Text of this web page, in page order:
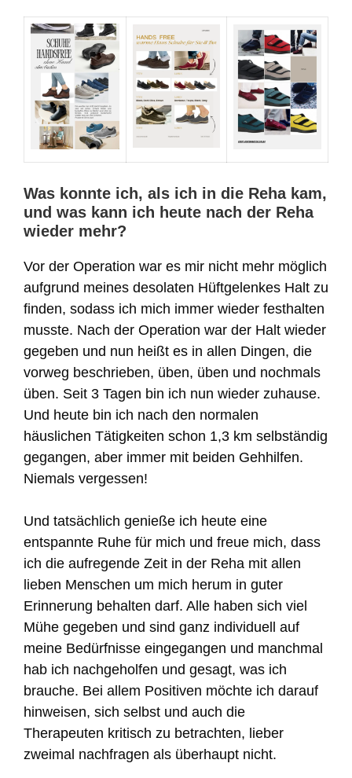
Was konnte ich, als ich in die Reha kam,
und was kann ich heute nach der Reha
wieder mehr?
Vor der Operation war es mir nicht mehr möglich
aufgrund meines desolaten Hüftgelenkes Halt zu
finden, sodass ich mich immer wieder festhalten
musste. Nach der Operation war der Halt wieder
gegeben und nun heißt es in allen Dingen, die
vorweg beschrieben, üben, üben und nochmals
üben. Seit 3 Tagen bin ich nun wieder zuhause.
Und heute bin ich nach den normalen
häuslichen Tätigkeiten schon 1,3 km selbständig
gegangen, aber immer mit beiden Gehhilfen.
Niemals vergessen!
Und tatsächlich genieße ich heute eine
entspannte Ruhe für mich und freue mich, dass
ich die aufregende Zeit in der Reha mit allen
lieben Menschen um mich herum in guter
Erinnerung behalten darf. Alle haben sich viel
Mühe gegeben und sind ganz individuell auf
meine Bedürfnisse eingegangen und manchmal
hab ich nachgeholfen und gesagt, was ich
brauche. Bei allem Positiven möchte ich darauf
hinweisen, sich selbst und auch die
Therapeuten kritisch zu betrachten, lieber
zweimal nachfragen als überhaupt nicht.